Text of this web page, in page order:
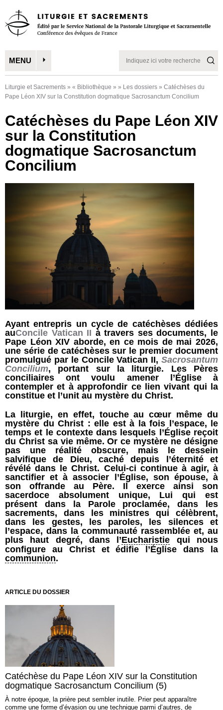
MENU
Liturgie et Sacrements » « Bibliothèque » » Les dossiers » Catéchèses du
Pape Léon XIV sur la Constitution dogmatique Sacrosanctum Concilium
Catéchèses du Pape Léon XIV
sur la Constitution
dogmatique Sacrosanctum
Concilium
Ayant entrepris un cycle de catéchèses dédiées
auConcile Vatican II à travers ses documents, le
Pape Léon XIV aborde, en ce mois de mai 2026,
une série de catéchèses sur le premier document
promulgué par le Concile Vatican II, Sacrosantum
Concilium, portant sur la liturgie. Les Pères
conciliaires ont voulu amener l’Église à
contempler et à approfondir ce lien vivant qui la
constitue et l’unit au mystère du Christ.
La liturgie, en effet, touche au cœur même du
mystère du Christ : elle est à la fois l’espace, le
temps et le contexte dans lesquels l’Église reçoit
du Christ sa vie même. Or ce mystère ne désigne
pas une réalité obscure, mais le dessein
salvifique de Dieu, caché depuis l’éternité et
révélé dans le Christ. Celui-ci continue à agir, à
sanctifier et à associer l’Église, son épouse, à
son offrande au Père. Il exerce ainsi son
sacerdoce absolument unique, Lui qui est
présent dans la Parole proclamée, dans les
sacrements, dans les ministres qui célèbrent,
dans les gestes, les paroles, les silences et
l’espace, dans la communauté rassemblée et, au
plus haut degré, dans l’Eucharistie qui nous
configure au Christ et édifie l’Église dans la
communion.
ARTICLE DU DOSSIER
Catéchèse du Pape Léon XIV sur la Constitution
dogmatique Sacrosanctum Concilium (5)
À notre époque, la prière peut sembler inutile. Prier peut apparaître
comme une forme d’évasion ou une technique parmi d’autres, de